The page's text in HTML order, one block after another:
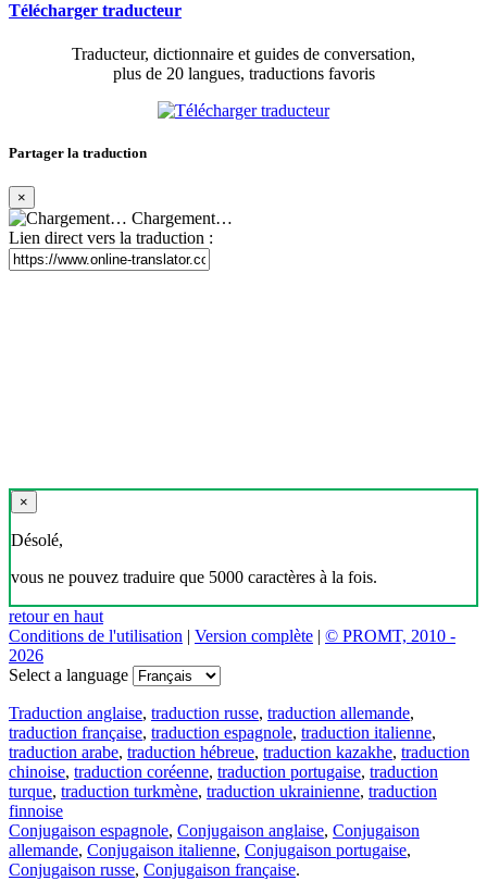
Télécharger traducteur
Traducteur, dictionnaire et guides de conversation,
plus de 20 langues, traductions favoris
Partager la traduction
×
Chargement…
Lien direct vers la traduction :
×
Désolé,
vous ne pouvez traduire que 5000 caractères à la fois.
retour en haut
Conditions de l'utilisation | Version complète | © PROMT, 2010 -
2026
Select a language
Traduction anglaise, traduction russe, traduction allemande,
traduction française, traduction espagnole, traduction italienne,
traduction arabe, traduction hébreue, traduction kazakhe, traduction
chinoise, traduction coréenne, traduction portugaise, traduction
turque, traduction turkmène, traduction ukrainienne, traduction
finnoise
Conjugaison espagnole, Conjugaison anglaise, Conjugaison
allemande, Conjugaison italienne, Conjugaison portugaise,
Conjugaison russe, Conjugaison française.